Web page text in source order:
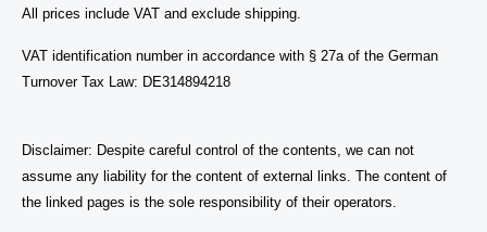
All prices include VAT and exclude shipping.
VAT identification number in accordance with § 27a of the German
Turnover Tax Law: DE314894218
Disclaimer: Despite careful control of the contents, we can not
assume any liability for the content of external links. The content of
the linked pages is the sole responsibility of their operators.